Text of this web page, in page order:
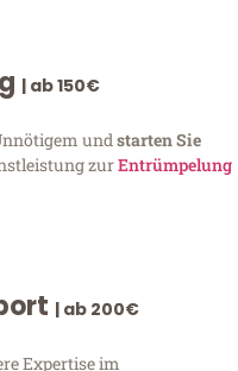
| ab 150€
undstarten Sie
zurEntrümpelung
| ab 200€
Expertise im